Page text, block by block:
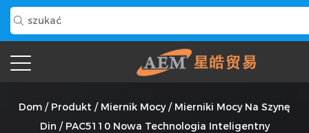
PAC5110 Nowa Technologia Inteligentny
Bezprzewodowy Miernik Mocy Modbus Dostawca
Dom / Produkt / Miernik Mocy/ Mierniki Mocy Na Szynę
Din / PAC5110 Nowa Technologia Inteligentny